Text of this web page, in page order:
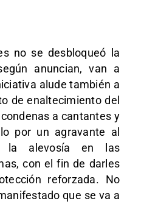
no se desbloqueó la
anuncian, van a
alude también a
de enaltecimiento del
a cantantes y
por un agravante al
la alevosía en las
con el fin de darles
reforzada. No
que se va a